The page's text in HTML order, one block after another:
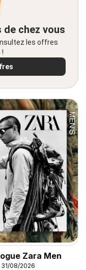
chez vous
les offres
Zara Men
08/2026